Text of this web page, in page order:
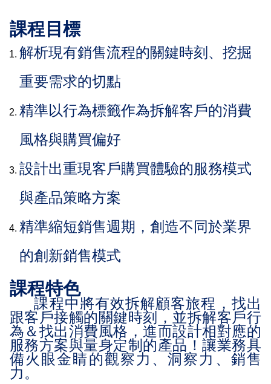
課程目標
解析現有銷售流程的關鍵時刻、挖掘
重要需求的切點
精準以行為標籤作為拆解客戶的消費
風格與購買偏好
設計出重現客戶購買體驗的服務模式
與產品策略方案
精準縮短銷售週期，創造不同於業界
的創新銷售模式
課程特色
課程中將有效拆解顧客旅程，找出
跟客戶接觸的關鍵時刻，並拆解客戶行
為＆找出消費風格，進而設計相對應的
服務方案與量身定制的產品！讓業務具
備火眼金睛的觀察力、洞察力、銷售
力。